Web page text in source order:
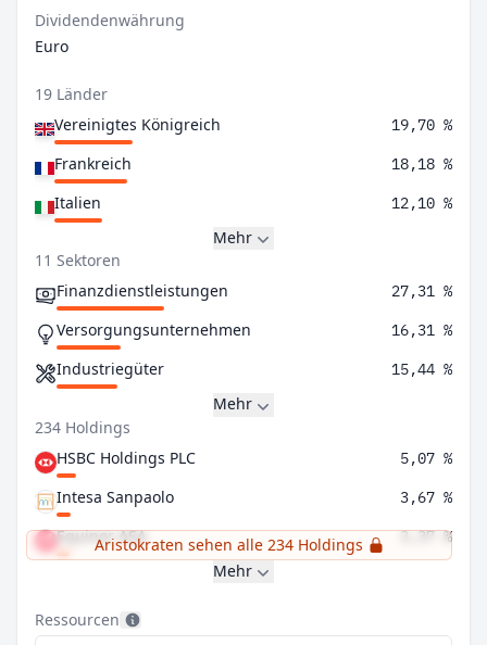
Dividendenwährung
Euro
19 Länder
Vereinigtes Königreich
19,70 %
Frankreich 18,18 %
Italien 12,10 %
Mehr
11 Sektoren
Finanzdienstleistungen
27,31 %
Versorgungsunternehmen 16,31 %
Industriegüter 15,44 %
Mehr
234 Holdings
HSBC Holdings PLC
5,07 %
Intesa Sanpaolo 3,67 %
Equinor ASA 3,37 %
Aristokraten sehen alle 234 Holdings
Mehr
Ressourcen